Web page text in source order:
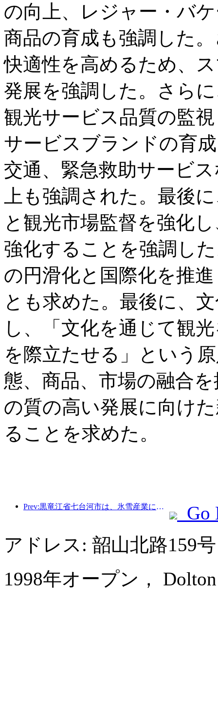
の向上、レジャー・バ
商品の育成も強調した
快適性を高めるため、
発展を強調した。さら
観光サービス品質の監
サービスブランドの育
交通、緊急救助サービ
上も強調された。最後
と観光市場監督を強化
強化することを強調し
の円滑化と国際化を推
とも求めた。最後に、
し、「文化を通じて観
を際立たせる」という
態、商品、市場の融合
の質の高い発展に向け
ることを求めた。
Prev:黒竜江省七台河市は、氷雪産業に関する全国初の条例を公布し、AIと氷雪スポーツの融合を奨励した。
Go
アドレス: 韶山北路159
1998年オープン，